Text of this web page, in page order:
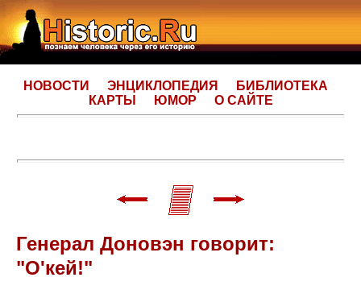
НОВОСТИ ЭНЦИКЛОПЕДИЯ
БИБЛИОТЕКА
КАРТЫ
ЮМОР О САЙТЕ
Генерал Доновэн говорит:
"О'кей!"